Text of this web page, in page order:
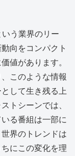
う業界のリー
向をコンパクト
値があります。
このような情報
して生き残る上
トシーンでは、
る番組は一部に
界のトレンドは
にこの変化を理